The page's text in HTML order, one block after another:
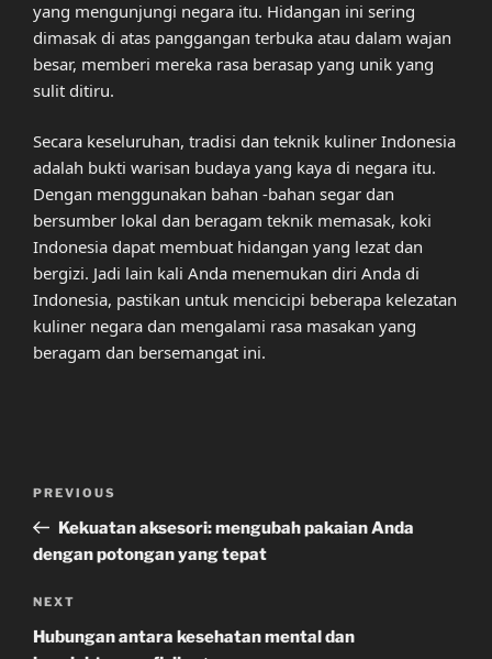
yang mengunjungi negara itu. Hidangan ini sering
dimasak di atas panggangan terbuka atau dalam wajan
besar, memberi mereka rasa berasap yang unik yang
sulit ditiru.
Secara keseluruhan, tradisi dan teknik kuliner Indonesia
adalah bukti warisan budaya yang kaya di negara itu.
Dengan menggunakan bahan -bahan segar dan
bersumber lokal dan beragam teknik memasak, koki
Indonesia dapat membuat hidangan yang lezat dan
bergizi. Jadi lain kali Anda menemukan diri Anda di
Indonesia, pastikan untuk mencicipi beberapa kelezatan
kuliner negara dan mengalami rasa masakan yang
beragam dan bersemangat ini.
Previous
Post
PREVIOUS
Kekuatan aksesori: mengubah pakaian Anda
dengan potongan yang tepat
Next
Post
NEXT
Hubungan antara kesehatan mental dan